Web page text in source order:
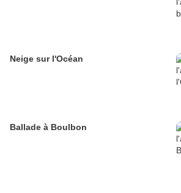
Neige sur l'Océan
Ballade à Boulbon